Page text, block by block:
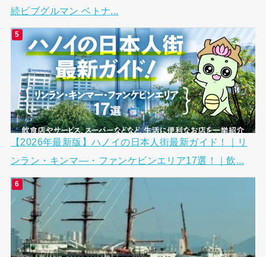
続ビブグルマン ベトナ...
【2026年最新版】ハノイの日本人街最新ガイド！｜リ
ンラン・キンマ―・ファンケビンエリア17選！｜飲...